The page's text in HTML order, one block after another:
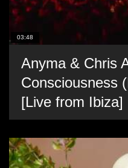
03:48
Anyma & Chris
Consciousness
[Live from Ibiza]